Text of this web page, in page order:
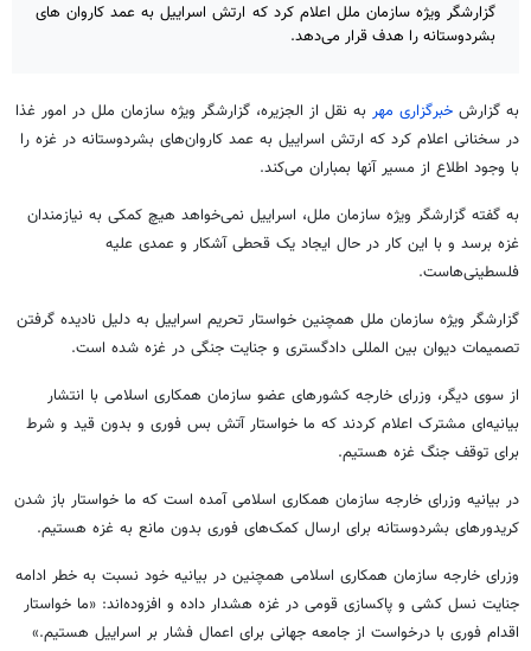
گزارشگر ویژه سازمان ملل اعلام کرد که ارتش اسراییل به عمد کاروان های
بشردوستانه را هدف قرار می‌دهد.
به گزارش خبرگزاری مهر به نقل از الجزیره، گزارشگر ویژه سازمان ملل در امور غذا
در سخنانی اعلام کرد که ارتش اسراییل به عمد کاروان‌های بشردوستانه در غزه را
با وجود اطلاع از مسیر آنها بمباران می‌کند.
به گفته گزارشگر ویژه سازمان ملل، اسراییل نمی‌خواهد هیچ کمکی به نیازمندان
غزه برسد و با این کار در حال ایجاد یک قحطی آشکار و عمدی علیه
فلسطینی‌هاست.
گزارشگر ویژه سازمان ملل همچنین خواستار تحریم اسراییل به دلیل نادیده گرفتن
تصمیمات دیوان بین المللی دادگستری و جنایت جنگی در غزه شده است.
از سوی دیگر، وزرای خارجه کشورهای عضو سازمان همکاری اسلامی با انتشار
بیانیه‌ای مشترک اعلام کردند که ما خواستار آتش بس فوری و بدون قید و شرط
برای توقف جنگ غزه هستیم.
در بیانیه وزرای خارجه سازمان همکاری اسلامی آمده است که ما خواستار باز شدن
کریدورهای بشردوستانه برای ارسال کمک‌های فوری بدون مانع به غزه هستیم.
وزرای خارجه سازمان همکاری اسلامی همچنین در بیانیه خود نسبت به خطر ادامه
جنایت نسل کشی و پاکسازی قومی در غزه هشدار داده و افزوده‌اند: «ما خواستار
اقدام فوری با درخواست از جامعه جهانی برای اعمال فشار بر اسراییل هستیم.»